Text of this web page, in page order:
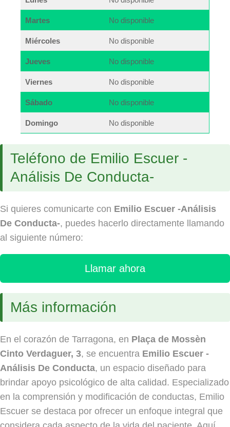
Martes No disponible
Miércoles No disponible
Jueves No disponible
Viernes No disponible
Sábado No disponible
Domingo No disponible
Teléfono de Emilio Escuer -
Análisis De Conducta-
Si quieres comunicarte con Emilio Escuer -Análisis
De Conducta-, puedes hacerlo directamente llamando
al siguiente número:
Llamar ahora
Más información
En el corazón de Tarragona, en Plaça de Mossèn
Cinto Verdaguer, 3, se encuentra Emilio Escuer -
Análisis De Conducta, un espacio diseñado para
brindar apoyo psicológico de alta calidad. Especializado
en la comprensión y modificación de conductas, Emilio
Escuer se destaca por ofrecer un enfoque integral que